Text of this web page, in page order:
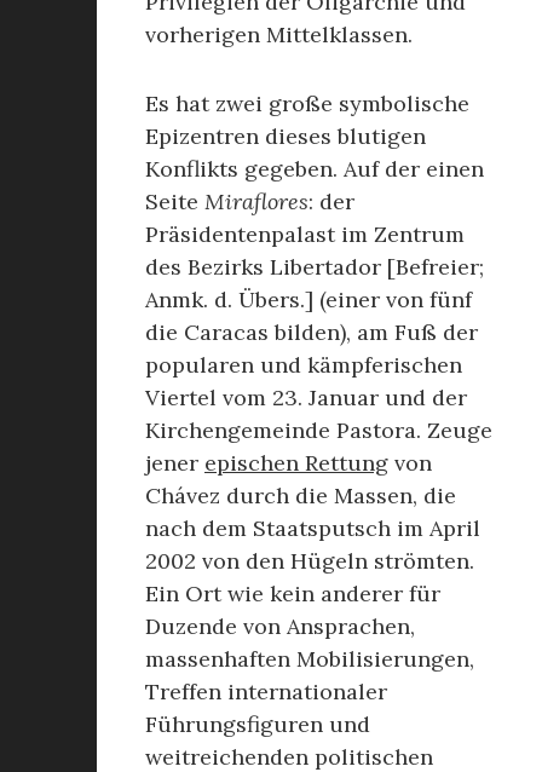
vorherigen Mittelklassen.
Es hat zwei große symbolische
Epizentren dieses blutigen
Konflikts gegeben. Auf der einen
Seite Miraflores: der
Präsidentenpalast im Zentrum
des Bezirks Libertador [Befreier;
Anmk. d. Übers.] (einer von fünf
die Caracas bilden), am Fuß der
popularen und kämpferischen
Viertel vom 23. Januar und der
Kirchengemeinde Pastora. Zeuge
jener epischen Rettung von
Chávez durch die Massen, die
nach dem Staatsputsch im April
2002 von den Hügeln strömten.
Ein Ort wie kein anderer für
Duzende von Ansprachen,
massenhaften Mobilisierungen,
Treffen internationaler
Führungsfiguren und
weitreichenden politischen